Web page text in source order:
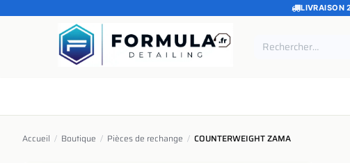
SE RENDRE AU CONTENU
LIVRAISON
Accueil / Boutique / Pièces de rechange / COUNTERWEIGHT ZAMA